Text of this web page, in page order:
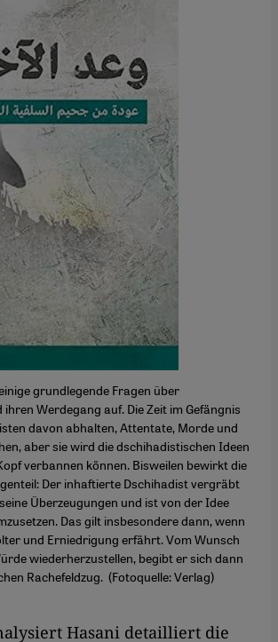
grundlegende Fragen über
Werdegang auf. Die Zeit im Gefängnis
davon abhalten, Attentate, Morde und
aber sie wird die dschihadistischen Ideen
verbannen können. Bisweilen bewirkt die
Der inhaftierte Dschihadist vergräbt
Überzeugungen und ist von der Idee
Das gilt insbesondere dann, wenn
und Erniedrigung erfährt. Vom Wunsch
wiederherzustellen, begibt er sich dann
Rachefeldzug. (Fotoquelle: Verlag)
Hasani detailliert die